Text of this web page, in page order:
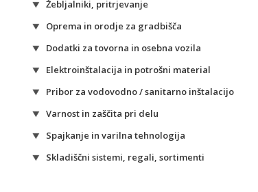
Žebljalniki, pritrjevanje
Oprema in orodje za gradbišča
Dodatki za tovorna in osebna vozila
Elektroinštalacija in potrošni material
Pribor za vodovodno / sanitarno inštalacijo
Varnost in zaščita pri delu
Spajkanje in varilna tehnologija
Skladiščni sistemi, regali, sortimenti